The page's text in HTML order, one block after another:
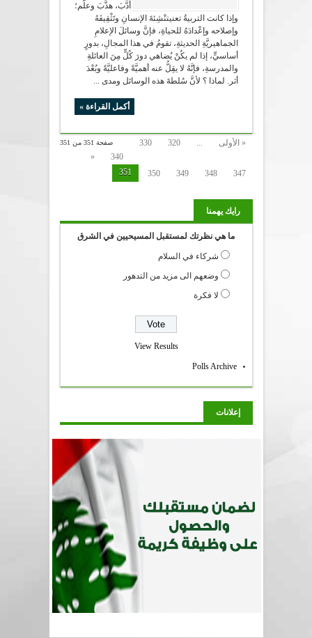
أدَّبَ، هذَّبَ وعلَّم؛
وإذا كانت التربيةُ تعنيتنْشِئةَ الإنسانِ وتَثْقِيفَهُ
وإصلاحه وإعْدادَهُ للحياةِ، فإنَّ وسائلَ الإعلامِ
الجماهيريَّةِ الحديثةِ، تقومُ في هذا المجالِ، بدورٍ
أساسيٍّ، إذا لم يكُنْ يُضاهي دورَ كُلٍّ مِنَ العائلةِ
والمدرسةِ، فإنَّهُ لا يقِلُّ عنه أهميَّةً وفاعليَّةً وبُعْدَ
أثر. لماذا ؟ لأنَّ سُلطةَ هذه الوسائل ومدى ...
أكمل القراءة »
صفحة 351 من 351 « الأولى ...
320
330
340
«
347
348
349
350
351
رايك يهمنا
ما هي نظرتك لمستقبل المسيحيين في الشرق
شركاء في السلام
وضعهم الى مزيد من التدهور
لا فكرة
View Results
Polls Archive
إعلانات